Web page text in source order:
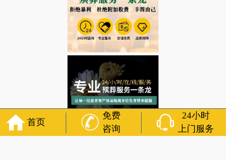
首页
免费
咨询
24小时
上门服务